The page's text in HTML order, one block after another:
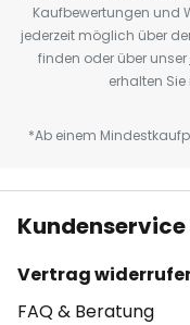
Kaufbewertungen und
jederzeit möglich über
finden oder über unser
erhalten Sie
*Ab einem
Kundenservice
Vertrag
FAQ & Beratung